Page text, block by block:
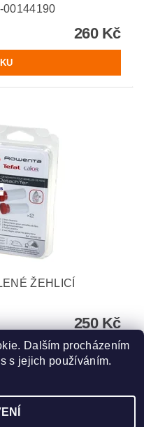
00144190
260 Kč
ŽEHLICÍ
250 Kč
Dalším procházením
s jejich používáním.